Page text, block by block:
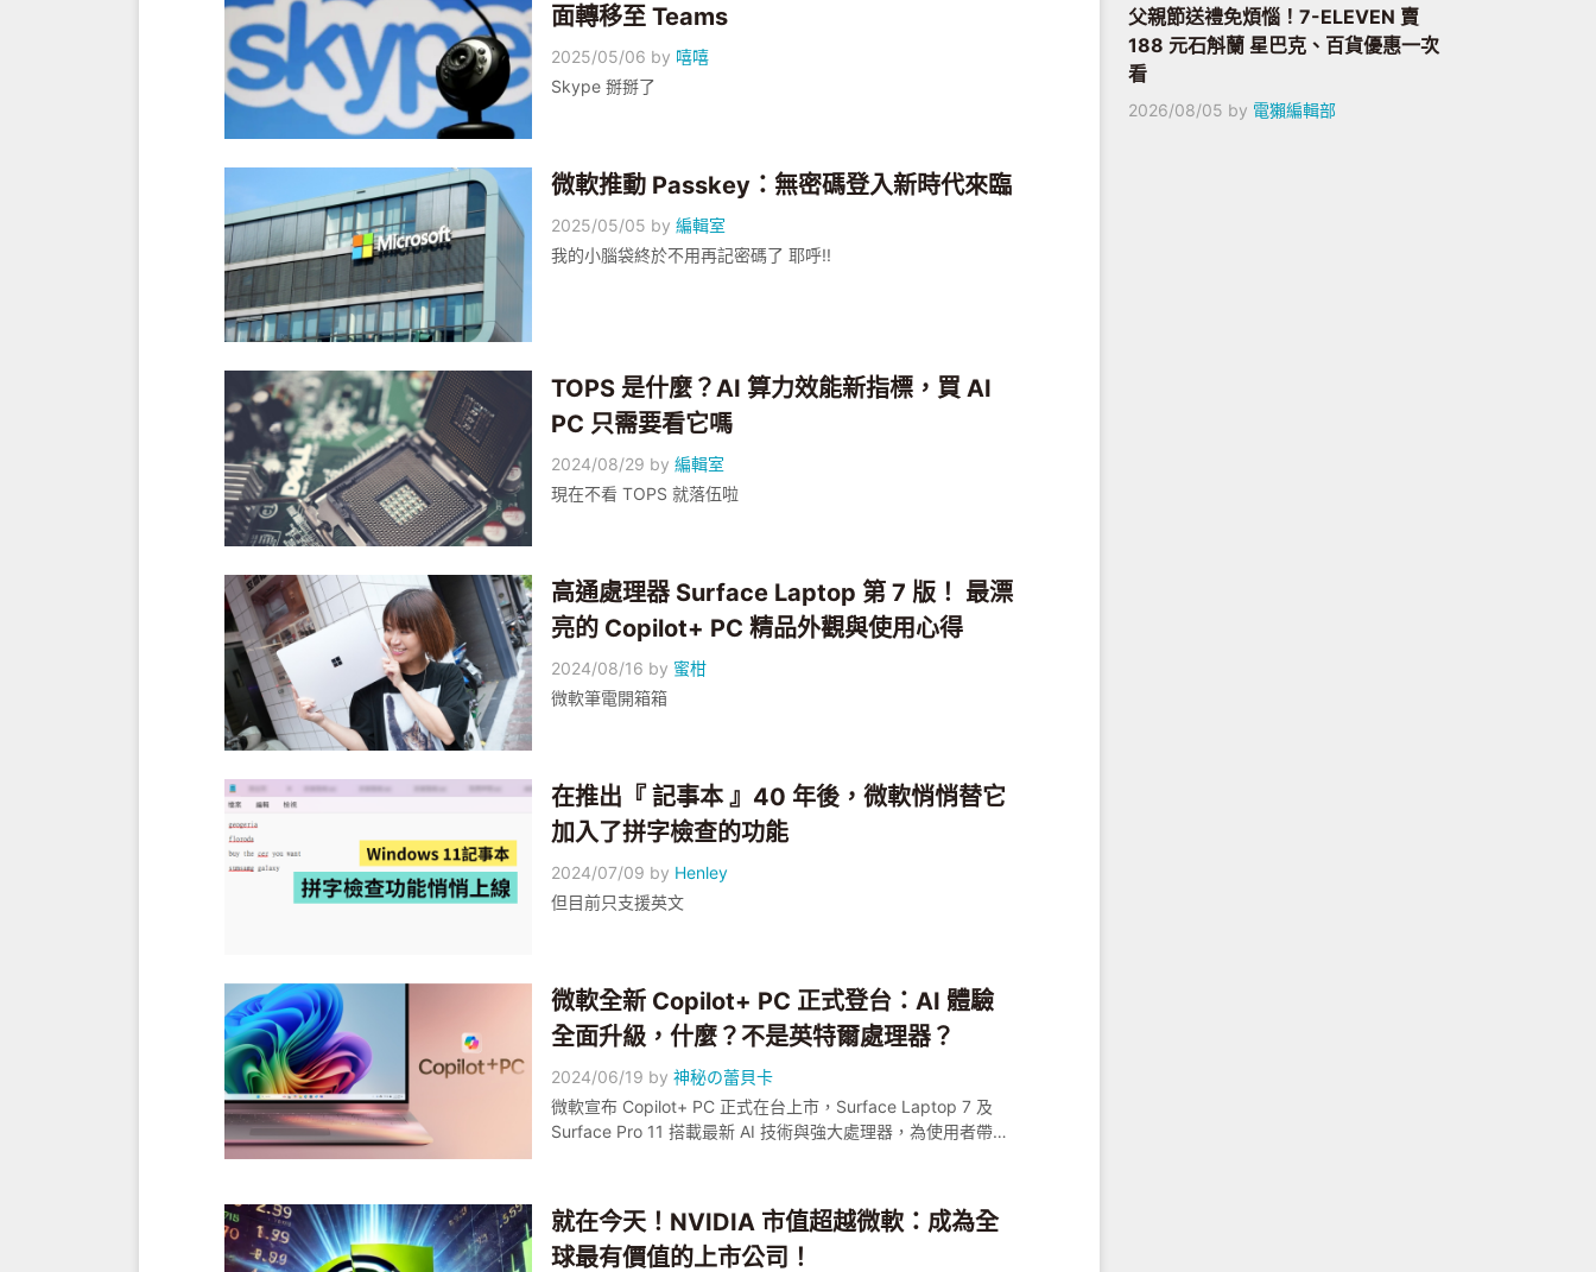
面轉移至 Teams
2025/05/06 by 嘻嘻
Skype 掰掰了
微軟推動 Passkey：無密碼登入新時代來臨
2025/05/05 by編輯室
我的小腦袋終於不用再記密碼了 耶呼!!
TOPS 是什麼？AI 算力效能新指標，買 AI
PC 只需要看它嗎
2024/08/29 by編輯室
現在不看 TOPS 就落伍啦
高通處理器 Surface Laptop 第 7 版！ 最漂
亮的 Copilot+ PC 精品外觀與使用心得
2024/08/16 by 蜜柑
微軟筆電開箱箱
在推出『 記事本 』40 年後，微軟悄悄替它
加入了拼字檢查的功能
2024/07/09 by Henley
但目前只支援英文
微軟全新 Copilot+ PC 正式登台：AI 體驗
全面升級，什麼？不是英特爾處理器？
2024/06/19 by神秘の蕾貝卡
微軟宣布 Copilot+ PC 正式在台上市，Surface Laptop 7 及
Surface Pro 11 搭載最新 AI 技術與強大處理器，為使用者帶來
就在今天！NVIDIA 市值超越微軟：成為全
球最有價值的上市公司！
父親節送禮免煩惱！7-ELEVEN 賣
188 元石斛蘭 星巴克、百貨優惠一次
看
2026/08/05 by 電獺編輯部